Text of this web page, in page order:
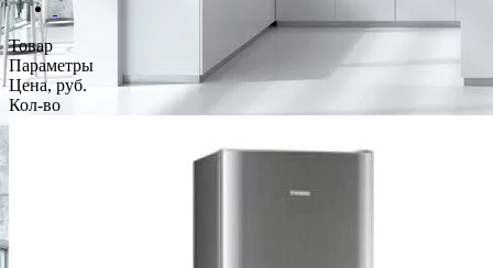
Товар
Параметры
Цена, руб.
Кол-во